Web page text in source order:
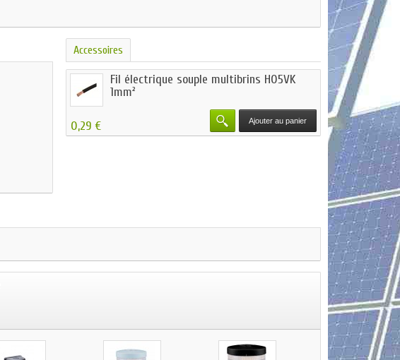
Accessoires
Fil électrique souple multibrins H05VK
1mm²
0,29 € Ajouter au panier